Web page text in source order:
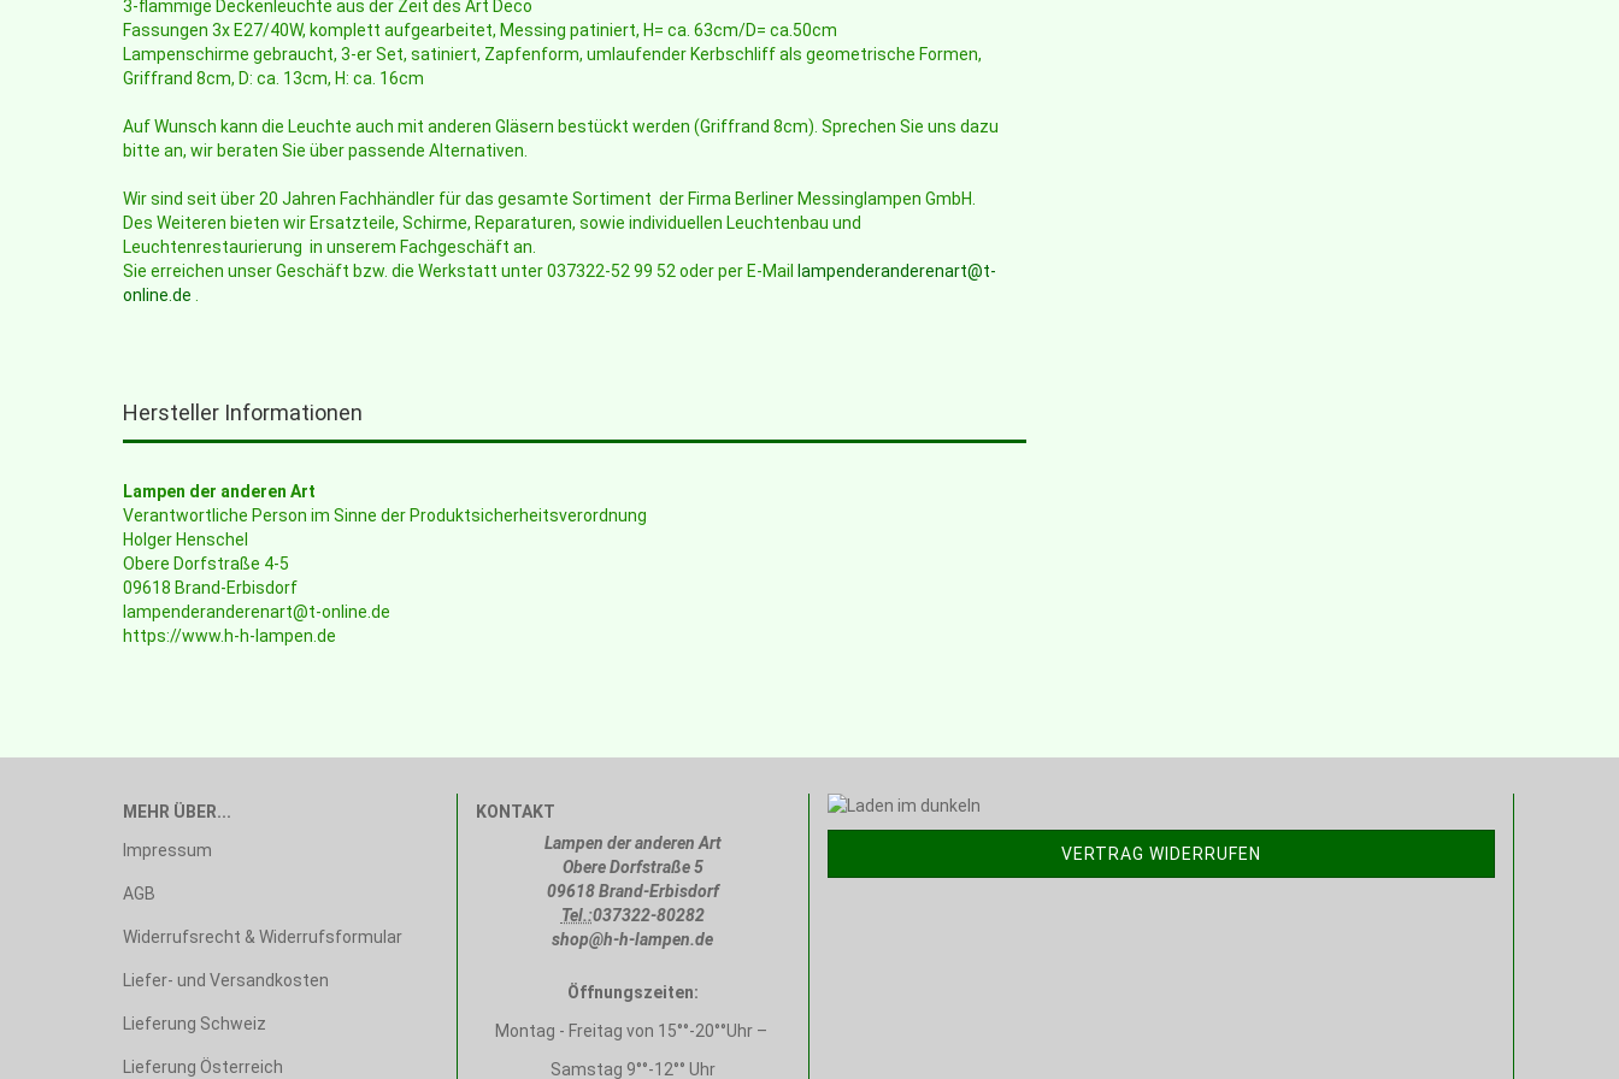
3-flammige Deckenleuchte aus der Zeit des Art Deco
Fassungen 3x E27/40W, komplett aufgearbeitet, Messing patiniert, H= ca. 63cm/D= ca.50cm
Lampenschirme gebraucht, 3-er Set, satiniert, Zapfenform, umlaufender Kerbschliff als geometrische Formen,
Griffrand 8cm, D: ca. 13cm, H: ca. 16cm
Auf Wunsch kann die Leuchte auch mit anderen Gläsern bestückt werden (Griffrand 8cm). Sprechen Sie uns dazu
bitte an, wir beraten Sie über passende Alternativen.
Wir sind seit über 20 Jahren Fachhändler für das gesamte Sortiment der Firma Berliner Messinglampen GmbH.
Des Weiteren bieten wir Ersatzteile, Schirme, Reparaturen, sowie individuellen Leuchtenbau und
Leuchtenrestaurierung in unserem Fachgeschäft an.
Sie erreichen unser Geschäft bzw. die Werkstatt unter 037322-52 99 52 oder per E-Mail
lampenderanderenart@t-
online.de
Hersteller Informationen
Lampen der anderen Art
Verantwortliche Person im Sinne der Produktsicherheitsverordnung
Holger Henschel
Obere Dorfstraße 4-5
09618 Brand-Erbisdorf
lampenderanderenart@t-online.de
https://www.h-h-lampen.de
MEHR ÜBER...
Impressum
AGB
Widerrufsrecht & Widerrufsformular
Liefer- und Versandkosten
Lieferung Schweiz
Lieferung Österreich
KONTAKT
Lampen der anderen Art
Obere Dorfstraße 5
09618 Brand-Erbisdorf
Tel.:037322-80282
shop@h-h-lampen.de
Öffnungszeiten:
Montag - Freitag von 15°°-20°°Uhr –
Samstag 9°°-12°° Uhr
VERTRAG WIDERRUFEN